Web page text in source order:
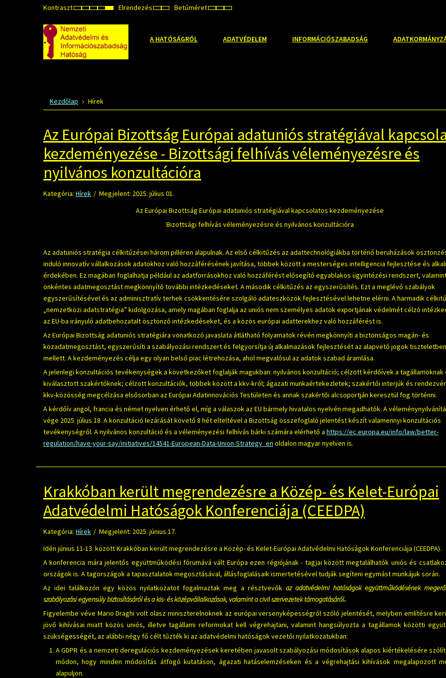
Kontraszt ALAPÉRTELMEZETT
ÉJSZAKAI
NAGY
FEKETE-
MÓD
NAGY
FEKETE
MÓD
NAGY
SÁRGA
Elrendezés RÖGZÍTETT
SZÉLES
Betűméret KISEBB
ALAPÉRTELMEZETT
NAGYOBB
A HATÓSÁGRÓL ADATVÉDELEM INFORMÁCIÓSZABADSÁG
Kezdőlap Hírek
Az Európai Bizottság Európai adatuniós stratégiával
kezdeményezése - Bizottsági felhívás véleményezésre és
nyilvános konzultációra
Kategória: Hírek
Megjelent: 2025. július 01.
Az Európai Bizottság Európai adatuniós stratégiával kapcsolatos kezdeményezése
Bizottsági felhívás véleményezésre és nyilvános konzultációra
Az adatuniós stratégia célkitűzései három pilléren alapulnak. Az első célkitűzés az adattechnológiákba történő beruházások
induló innovatív vállalkozások adatokhoz való hozzáférésének javítása, többek között a mesterséges intelligencia fejlesztése és
érdekében. Ez magában foglalhatja például az adatforrásokhoz való hozzáférést elősegítő egyablakos ügyintézési rendszert,
önkéntes adatmegosztást megkönnyítő további intézkedéseket. A második célkitűzés az egyszerűsítés. Ezt a meglévő szabályok
egyszerűsítésével és az adminisztratív terhek csökkentésére szolgáló adateszközök fejlesztésével lehetne elérni. A harmadik
„nemzetközi adatstratégia” kidolgozása, amely magában foglalja az uniós nem személyes adatok exportjának védelmét célzó
az EU-ba irányuló adatbehozatalt ösztönző intézkedéseket, és a közös európai adatterekhez való hozzáférést is.
Az Európai Bizottság adatuniós stratégiára vonatkozó javaslata átlátható folyamatok révén megkönnyíti a biztonságos magán- és
közadatmegosztást, egyszerűsíti a szabályozási rendszert és felgyorsítja új alkalmazások fejlesztését az alapvető jogok
mellett. A kezdeményezés célja egy olyan belső piac létrehozása, ahol megvalósul az adatok szabad áramlása.
A jelenlegi konzultációs tevékenységek a következőket foglalják magukban: nyilvános konzultáció; célzott kérdőívek a tagállamoknak
kiválasztott szakértőknek; célzott konzultációk, többek között a kkv-król; ágazati munkaértekezletek; szakértői interjúk és
kkv-közösség megcélzása elsősorban az Európai Adatinnovációs Testületen és annak szakértői alcsoportján keresztül fog történni.
A kérdőív angol, francia és német nyelven érhető el, míg a válaszok az EU bármely hivatalos nyelvén megadhatók. A
vége 2025. július 18. A konzultáció lezárását követő 8 hét elteltével a Bizottság összefoglaló jelentést készít valamennyi konzultációs
tevékenységről. A nyilvános konzultáció és a véleményezési felhívás bárki számára elérhető a https://ec.europa.eu/info/law/better-
regulation/have-your-say/initiatives/14541-European-Data-Union-Strategy_en oldalon magyar nyelven is.
Krakkóban került megrendezésre a Közép- és Kelet-Európai
Adatvédelmi Hatóságok Konferenciája (CEEDPA)
Kategória: Hírek
Megjelent: 2025. június 17.
Idén június 11-13. között Krakkóban került megrendezésre a Közép- és Kelet-Európai Adatvédelmi Hatóságok Konferenciája (CEEDPA).
A konferencia mára jelentős együttműködési fórumává vált Európa ezen régiójának - tagjai között megtalálhatók uniós és
országok is. A tagországok a tapasztalatok megosztásával, állásfoglalásaik ismertetésével tudják segíteni egymást munkájuk során.
Az idei találkozón egy közös nyilatkozatot fogalmaztak meg a résztvevők az adatvédelmi hatóságok együttműködésének
szabályozási egyensúly biztosításáról és a kis- és középvállalkozások, valamint a civil szervezetek támogatásáról.
Figyelembe véve Mario Draghi volt olasz miniszterelnöknek az európai versenyképességről szóló jelentését, melyben említésre
jövő kihívásai miatt közös uniós, illetve tagállami reformokat kell végrehajtani, valamint hangsúlyozta a tagállamok közötti
szükségességét, az alábbi négy fő célt tűzték ki az adatvédelmi hatóságok vezetői nyilatkozatukban:
A GDPR és a nemzeti deregulációs kezdeményezések keretében javasolt szabályozási módosítások alapos kiértékelésére
módon, hogy minden módosítás átfogó kutatáson, ágazati hatáselemzéseken és a végrehajtási kihívások megalapozott
alapuljon.